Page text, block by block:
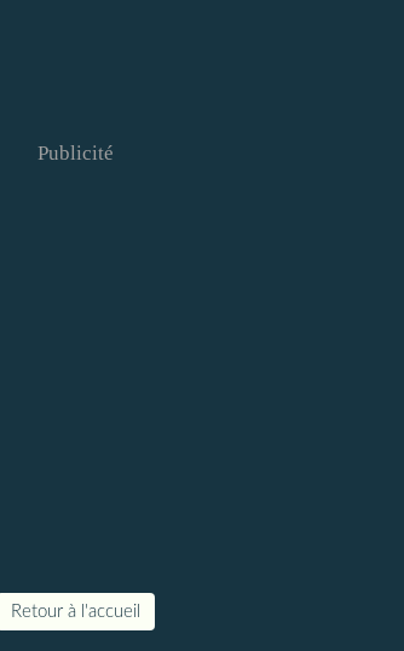
Publicité
Retour à l'accueil